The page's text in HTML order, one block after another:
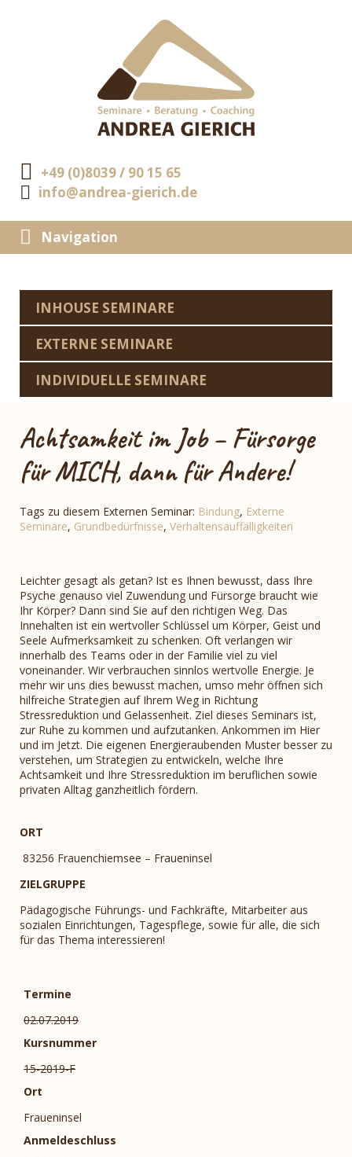
+49 (0)8039 / 90 15 65
info@andrea-gierich.de
Navigation
INHOUSE SEMINARE
EXTERNE SEMINARE
INDIVIDUELLE SEMINARE
Achtsamkeit im Job – Fürsorge
für MICH, dann für Andere!
Tags zu diesem Externen Seminar: Bindung, Externe
Seminare, Grundbedürfnisse, Verhaltensauffälligkeiten
Leichter gesagt als getan? Ist es Ihnen bewusst, dass Ihre
Psyche genauso viel Zuwendung und Fürsorge braucht wie
Ihr Körper? Dann sind Sie auf den richtigen Weg. Das
Innehalten ist ein wertvoller Schlüssel um Körper, Geist und
Seele Aufmerksamkeit zu schenken. Oft verlangen wir
innerhalb des Teams oder in der Familie viel zu viel
voneinander. Wir verbrauchen sinnlos wertvolle Energie. Je
mehr wir uns dies bewusst machen, umso mehr öffnen sich
hilfreiche Strategien auf Ihrem Weg in Richtung
Stressreduktion und Gelassenheit. Ziel dieses Seminars ist,
zur Ruhe zu kommen und aufzutanken. Ankommen im Hier
und im Jetzt. Die eigenen Energieraubenden Muster besser zu
verstehen, um Strategien zu entwickeln, welche Ihre
Achtsamkeit und Ihre Stressreduktion im beruflichen sowie
privaten Alltag ganzheitlich fördern.
ORT
83256 Frauenchiemsee – Fraueninsel
ZIELGRUPPE
Pädagogische Führungs- und Fachkräfte, Mitarbeiter aus
sozialen Einrichtungen, Tagespflege, sowie für alle, die sich
für das Thema interessieren!
Termine
02.07.2019
Kursnummer
15-2019-F
Ort
Fraueninsel
Anmeldeschluss